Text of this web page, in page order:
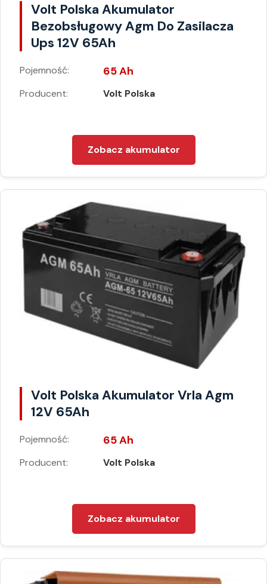
Volt Polska Akumulator
Bezobsługowy Agm Do Zasilacza
Ups 12V 65Ah
Pojemność: 65 Ah
Producent: Volt Polska
Zobacz akumulator
Volt Polska Akumulator Vrla Agm
12V 65Ah
Pojemność: 65 Ah
Producent: Volt Polska
Zobacz akumulator